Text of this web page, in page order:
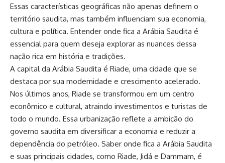
Essas características geográficas não apenas definem o
território saudita, mas também influenciam sua economia,
cultura e política. Entender onde fica a Arábia Saudita é
essencial para quem deseja explorar as nuances dessa
nação rica em história e tradições.
A capital da Arábia Saudita é Riade, uma cidade que se
destaca por sua modernidade e crescimento acelerado.
Nos últimos anos, Riade se transformou em um centro
econômico e cultural, atraindo investimentos e turistas de
todo o mundo. Essa urbanização reflete a ambição do
governo saudita em diversificar a economia e reduzir a
dependência do petróleo. Saber onde fica a Arábia Saudita
e suas principais cidades, como Riade, Jidá e Dammam, é